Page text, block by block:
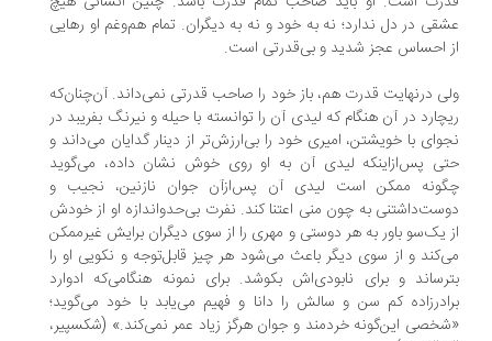
در دل ندارد؛ نه به خود و نه به دیگران. تمام هم‌وغم او رهایی
احساس عجز شدید و بی‌قدرتی است.
درنهایت قدرت هم، باز خود را صاحب قدرتی نمی‌داند. آن‌چنان‌که
در آن هنگام که لیدی آن را توانسته با حیله و نیرنگ بفریبد در
با خویشتن، امیری خود را بی‌ارزش‌تر از دینار گدایان می‌داند و
پس‌ازاینکه لیدی آن به او روی خوش نشان داده، می‌گوید
ممکن است لیدی آن پس‌ازآن جوان نازنین، نجیب و
به چون منی اعتنا کند. نفرت بی‌حدواندازه او از خودش
یک‌سو باور به هر دوستی و مهری را از سوی دیگران برایش غیرممکن
و از سوی دیگر باعث می‌شود هر چیز قابل‌توجه و نکویی او را
و برای نابودی‌اش بکوشد. برای نمونه هنگامی‌که ادوارد
کم سن و سالش را دانا و فهیم می‌یابد با خود می‌گوید؛
این‌گونه خردمند و جوان هرگز زیاد عمر نمی‌کند.» (شکسپیر،